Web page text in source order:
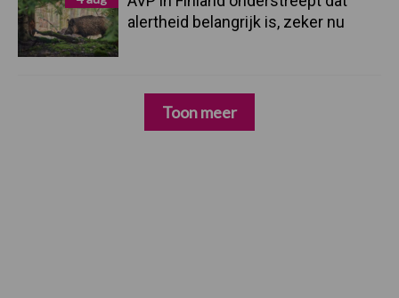
alertheid belangrijk is, zeker nu
Toon meer